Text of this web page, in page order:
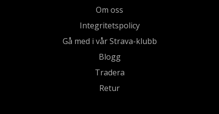
Om oss
Integritetspolicy
Gå med i vår Strava-klubb
Blogg
Tradera
Retur